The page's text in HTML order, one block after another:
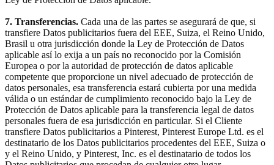
7. Transferencias. Cada una de las partes se asegurará de que, si
transfiere Datos publicitarios fuera del EEE, Suiza, el Reino Unido,
Brasil u otra jurisdicción donde la Ley de Protección de Datos
aplicable así lo exija a un país no reconocido por la Comisión
Europea o por la autoridad de protección de datos aplicable
competente que proporcione un nivel adecuado de protección de
datos personales, esa transferencia estará cubierta por una medida
válida o un estándar de cumplimiento reconocido bajo la Ley de
Protección de Datos aplicable para la transferencia legal de datos
personales fuera de esa jurisdicción en particular. Si el Cliente
transfiere Datos publicitarios a Pinterest, Pinterest Europe Ltd. es el
destinatario de los Datos publicitarios procedentes del EEE, Suiza o
y el Reino Unido, y Pinterest, Inc. es el destinatario de todos los